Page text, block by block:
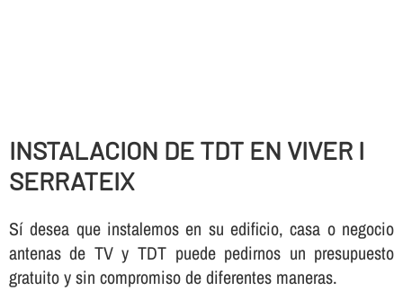
INSTALACION DE TDT EN VIVER I
SERRATEIX
Sí­ desea que instalemos en su edificio, casa o negocio
antenas de TV y TDT puede pedirnos un presupuesto
gratuito y sin compromiso de diferentes maneras.